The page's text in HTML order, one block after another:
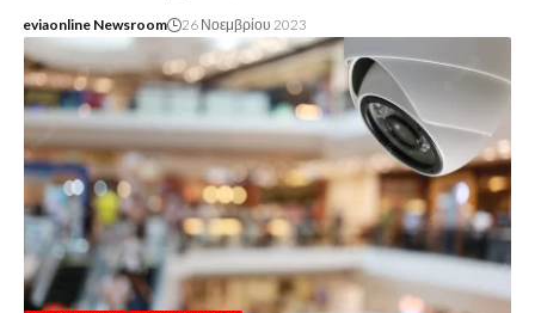
eviaonline Newsroom 26 Νοεμβρίου 2023